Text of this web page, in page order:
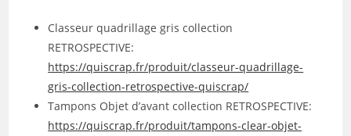
Classeur quadrillage gris collection
RETROSPECTIVE:
https://quiscrap.fr/produit/classeur-quadrillage-
gris-collection-retrospective-quiscrap/
Tampons Objet d’avant collection RETROSPECTIVE:
https://quiscrap.fr/produit/tampons-clear-objet-